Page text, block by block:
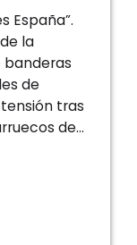
España”.
la
de
tras
de
ciudad
este […]